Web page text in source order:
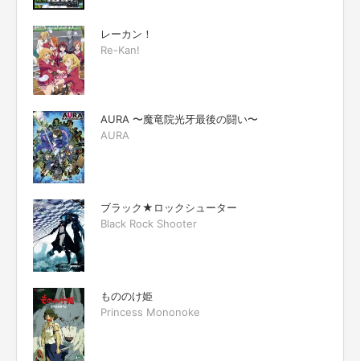
レーカン！
Re-Kan!
AURA 〜魔竜院光牙最後の闘い〜
AURA
ブラック★ロックシューター
Black Rock Shooter
もののけ姫
Princess Mononoke